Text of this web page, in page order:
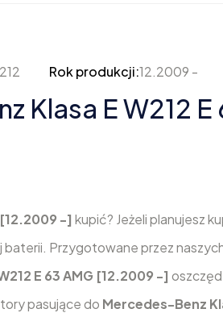
Rok produkcji:12.2009 -
Klasa E W212
[12.2009 -] kupić? Jeżeli planujesz
Przygotowane przez
E 63 AMG [12.2009 -]
pasujące do Mercedes-Benz